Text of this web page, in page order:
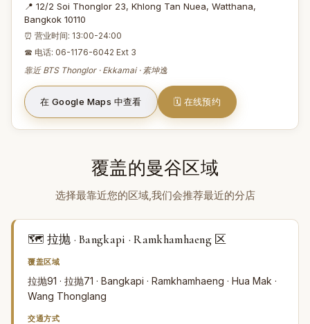
📍 12/2 Soi Thonglor 23, Khlong Tan Nuea, Watthana,
Bangkok 10110
⏰ 营业时间: 13:00-24:00
☎ 电话: 06-1176-6042 Ext 3
靠近 BTS Thonglor · Ekkamai · 素坤逸
在 Google Maps 中查看 🗓️ 在线预约
覆盖的曼谷区域
选择最靠近您的区域,我们会推荐最近的分店
🗺️ 拉抛 · Bangkapi · Ramkhamhaeng 区
覆盖区域
拉抛91 · 拉抛71 · Bangkapi · Ramkhamhaeng · Hua Mak ·
Wang Thonglang
交通方式